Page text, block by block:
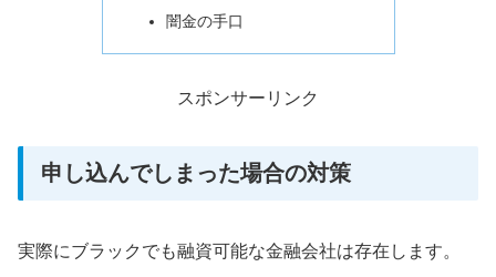
闇金の手口
スポンサーリンク
申し込んでしまった場合の対策
実際にブラックでも融資可能な金融会社は存在します。